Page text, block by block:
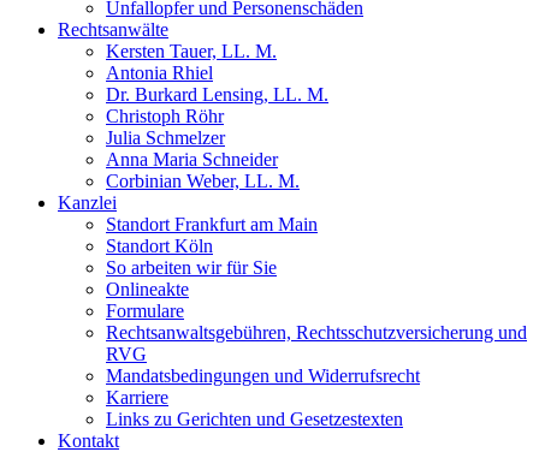
Unfallopfer und Personenschäden
Rechtsanwälte
Kersten Tauer, LL. M.
Antonia Rhiel
Dr. Burkard Lensing, LL. M.
Christoph Röhr
Julia Schmelzer
Anna Maria Schneider
Corbinian Weber, LL. M.
Kanzlei
Standort Frankfurt am Main
Standort Köln
So arbeiten wir für Sie
Onlineakte
Formulare
Rechtsanwaltsgebühren, Rechtsschutzversicherung und
RVG
Mandatsbedingungen und Widerrufsrecht
Karriere
Links zu Gerichten und Gesetzestexten
Kontakt